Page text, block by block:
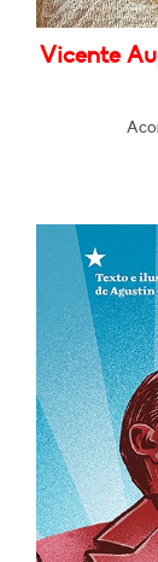
Vicente